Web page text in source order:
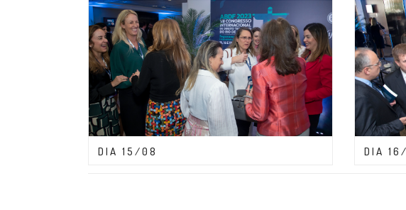
DIA 15/08
CONGRESSO ABDF 2023 DIA